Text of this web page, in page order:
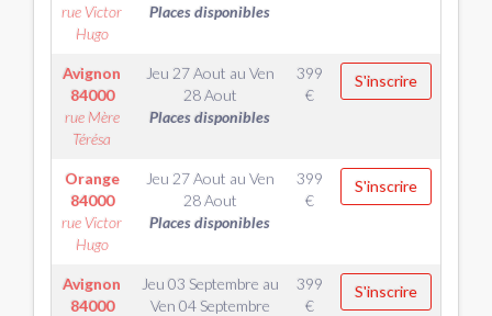
rue Victor
Hugo
Places disponibles
Avignon
84000
rue Mère
Térésa
Jeu 27 Aout au Ven
28 Aout
Places disponibles
399
€
S'inscrire
Orange
84000
rue Victor
Hugo
Jeu 27 Aout au Ven
28 Aout
Places disponibles
399
€
S'inscrire
Avignon
84000
Jeu 03 Septembre au
Ven 04 Septembre
399
€
S'inscrire